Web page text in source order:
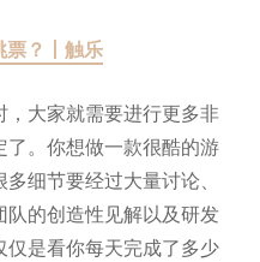
票？丨触乐
，大家就需要进行更多非
。你想做一款很酷的游
细节要经过大量讨论、
的创造性见解以及研发
仅是看你每天完成了多少